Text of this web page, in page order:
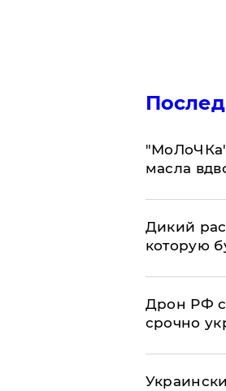
​"МоЛоЧКа"
масла
Дикий
которую
​Дрон РФ
срочно